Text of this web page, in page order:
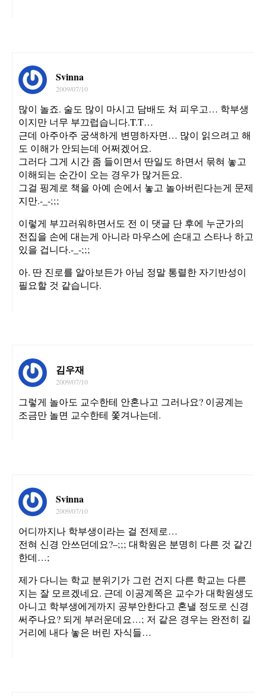
Svinna
2009/07/10
많이 놀죠. 술도 많이 마시고 담배도 쳐 피우고… 학부생
이지만 너무 부끄럽습니다.T.T…
근데 아주아주 궁색하게 변명하자면… 많이 읽으려고 해
도 이해가 안되는데 어쩌겠어요.
그러다 그게 시간 좀 들이면서 딴일도 하면서 묶혀 놓고
이해되는 순간이 오는 경우가 많거든요.
그걸 핑계로 책을 아예 손에서 놓고 놀아버린다는게 문제
지만.-_-;;;
이렇게 부끄러워하면서도 전 이 댓글 단 후에 누군가의
전집을 손에 대는게 아니라 마우스에 손대고 스타나 하고
있을 겁니다.-_-;;;
아. 딴 진로를 알아보든가 아님 정말 통렬한 자기반성이
필요할 것 같습니다.
김우재
2009/07/10
그렇게 놀아도 교수한테 안혼나고 그러나요? 이공계는
조금만 놀면 교수한테 쫓겨나는데.
Svinna
2009/07/10
어디까지나 학부생이라는 걸 전제로…
전혀 신경 안쓰던데요?–;;; 대학원은 분명히 다른 것 같긴
한데…;
제가 다니는 학교 분위기가 그런 건지 다른 학교는 다른
지는 잘 모르겠네요. 근데 이공계쪽은 교수가 대학원생도
아니고 학부생에게까지 공부안한다고 혼낼 정도로 신경
써주나요? 되게 부러운데요…; 저 같은 경우는 완전히 길
거리에 내다 놓은 버린 자식들…